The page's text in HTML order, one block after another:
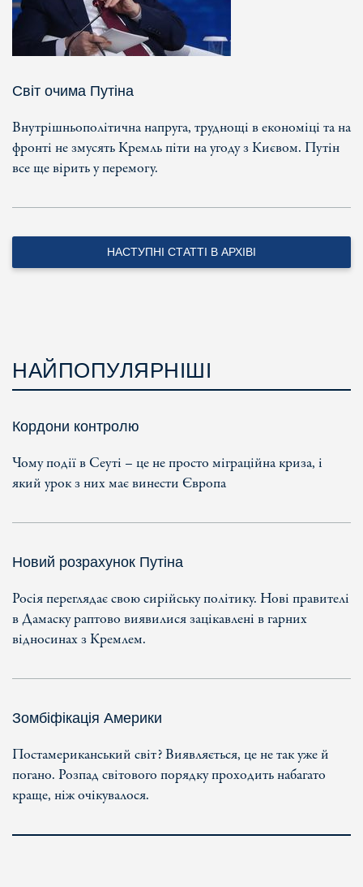
Світ очима Путіна
Внутрішньополітична напруга, труднощі в економіці та на
фронті не змусять Кремль піти на угоду з Києвом. Путін
все ще вірить у перемогу.
НАСТУПНІ СТАТТІ В АРХІВІ
НАЙПОПУЛЯРНІШІ
Кордони контролю
Чому події в Сеуті – це не просто міграційна криза, і
який урок з них має винести Європа
Новий розрахунок Путіна
Росія переглядає свою сирійську політику. Нові правителі
в Дамаску раптово виявилися зацікавлені в гарних
відносинах з Кремлем.
Зомбіфікація Америки
Постамериканський світ? Виявляється, це не так уже й
погано. Розпад світового порядку проходить набагато
краще, ніж очікувалося.